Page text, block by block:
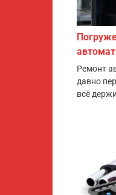
Ремонт
давно
всё